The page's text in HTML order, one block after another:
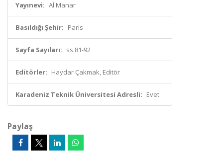
Yayınevi: Al Manar
Basıldığı Şehir: Paris
Sayfa Sayıları: ss.81-92
Editörler: Haydar Çakmak, Editör
Karadeniz Teknik Üniversitesi Adresli: Evet
Paylaş